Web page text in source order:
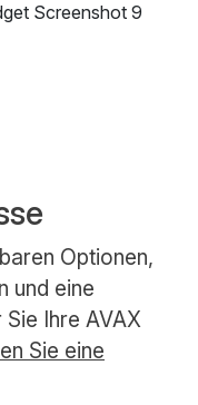
Optionen,
und eine
Ihre AVAX
Sie eine